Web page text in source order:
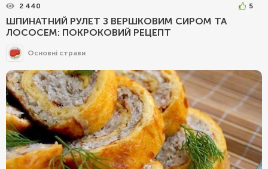
2 440 5
ШПИНАТНИЙ РУЛЕТ З ВЕРШКОВИМ СИРОМ ТА
ЛОСОСЕМ: ПОКРОКОВИЙ РЕЦЕПТ
Основні страви